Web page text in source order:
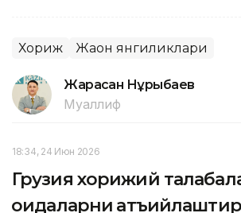
Хориж Жаҳон янгиликлари
Жарасқан Нұрыбаев
Муаллиф
18:34, 24 Июн 2026
Грузия хорижий
қоидаларни